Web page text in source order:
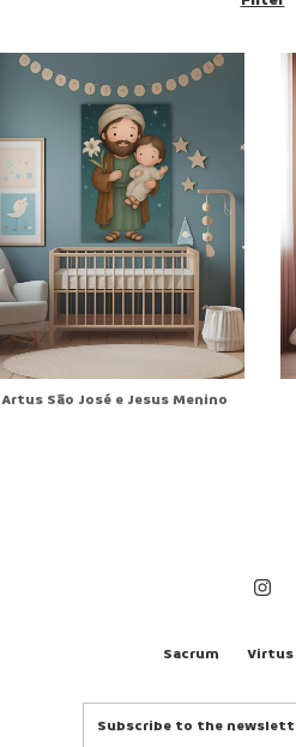
Artus São José e Jesus Menino
Sacrum Virtus